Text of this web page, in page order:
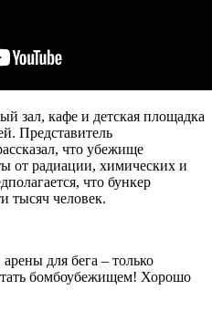
зал, кафе и детская площадка
Представитель
что убежище
от радиации, химических и
что бункер
тысяч человек.